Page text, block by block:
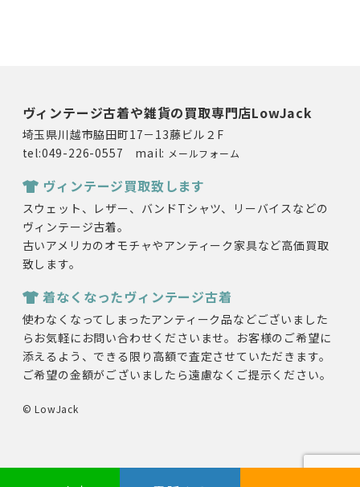
ヴィンテージ古着や雑貨の買取専門店LowJack
埼玉県川越市脇田町17－13藤ビル２F
tel:049-226-0557 mail: メールフォーム
ヴィンテージ買取致します
スウェット、レザー、バンドTシャツ、リーバイスなどの
ヴィンテージ古着。
古いアメリカのオモチャやアンティーク家具など高価買取
致します。
着なくなったヴィンテージ古着
使わなくなってしまったアンティーク品などございました
らお気軽にお問い合わせくださいませ。お客様のご希望に
添えるよう、できる限り高額で査定させていただきます。
ご希望の金額がございましたら遠慮なくご提示ください。
© LowJack